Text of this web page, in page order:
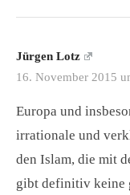
Jürgen Lotz
16. November 2015
Europa und
irrationale und
den Islam, die mit
gibt definitiv keine